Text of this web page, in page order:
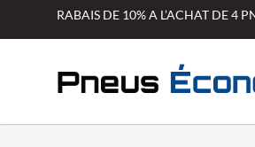
RABAIS DE 10% A L’ACHAT DE 4